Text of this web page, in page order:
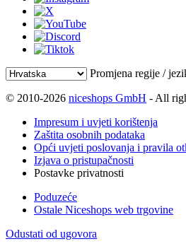
Promjena regije /
© 2010-2026 niceshops GmbH - All
Impresum i uvjeti korištenja
Zaštita osobnih podataka
Opći uvjeti poslovanja i pravila
Izjava o pristupačnosti
Postavke privatnosti
Poduzeće
Ostale Niceshops web trgovine
Odustati od ugovora